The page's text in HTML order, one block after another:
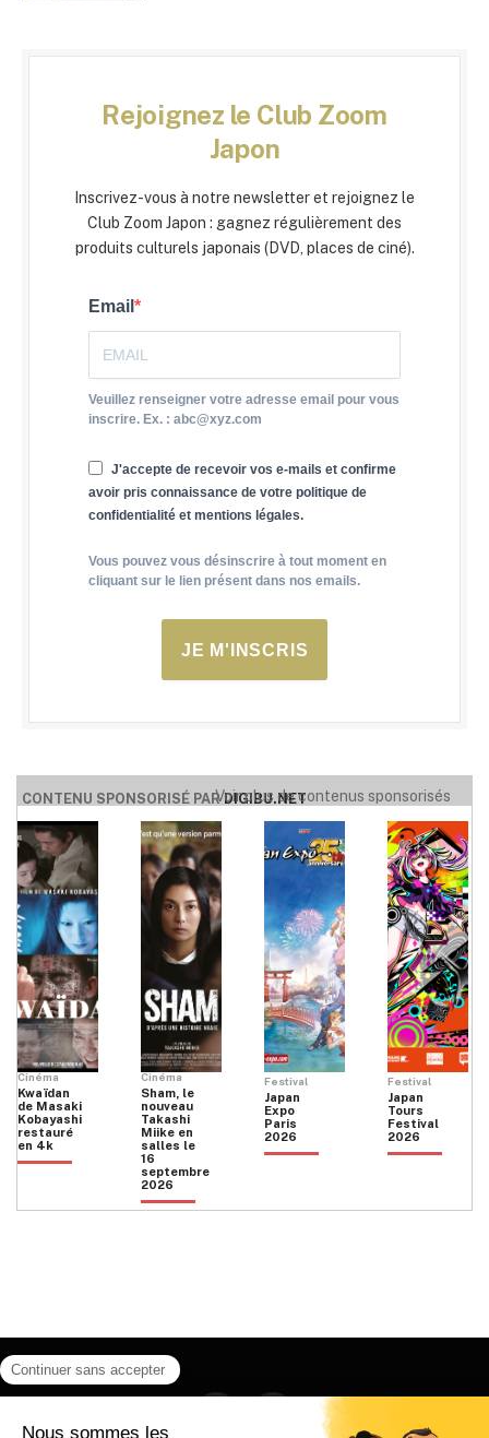
Rejoignez le Club Zoom
Japon
Inscrivez-vous à notre newsletter et rejoignez le
Club Zoom Japon : gagnez régulièrement des
produits culturels japonais (DVD, places de ciné).
Email
Veuillez renseigner votre adresse email pour vous
inscrire. Ex. : abc@xyz.com
J'accepte de recevoir vos e-mails et confirme
avoir pris connaissance de votre politique de
confidentialité et mentions légales.
Vous pouvez vous désinscrire à tout moment en
cliquant sur le lien présent dans nos emails.
JE M'INSCRIS
CONTENU SPONSORISÉ PARDIGIBU.NET
Voir plus de contenus sponsorisés
Cinéma
Kwaïdan
de Masaki
Kobayashi
restauré
en 4k
Cinéma
Sham, le
nouveau
Takashi
Miike en
salles le
16
septembre
2026
Festival
Japan
Expo
Paris
2026
Festival
Japan
Tours
Festival
2026
Instagram